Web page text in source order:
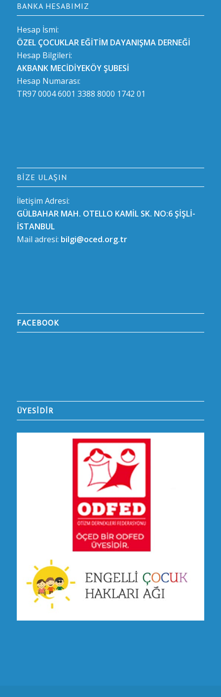
BANKA HESABIMIZ
Hesap İsmi:
ÖZEL ÇOCUKLAR EĞİTİM DAYANIŞMA DERNEĞİ
Hesap Bilgileri:
AKBANK MECİDİYEKÖY ŞUBESİ
Hesap Numarası:
TR97 0004 6001 3388 8000 1742 01
BIZE ULAŞIN
İletişim Adresi:
GÜLBAHAR MAH. OTELLO KAMİL SK. NO:6 ŞİŞLİ-
İSTANBUL
Mail adresi: bilgi@oced.org.tr
FACEBOOK
ÜYESİDİR